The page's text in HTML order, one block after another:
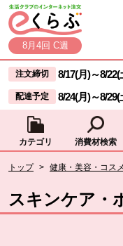
ページの先頭です。
本文へジャンプする。
8月4回 C週
ここからサイト内共通メ
サイト内共通メニューを
注文締切 8/17(月)～8/22(
配達予定 8/24(月)～8/29(
カテゴリ 消費材検索
トップ > 健康・美容・コスメ
スキンケア・